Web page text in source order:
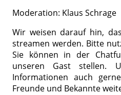
Moderation: Klaus Schrage
Wir weisen darauf hin,
streamen werden. Bitte
Sie können in der
unseren Gast stellen.
Informationen auch
Freunde und Bekannte